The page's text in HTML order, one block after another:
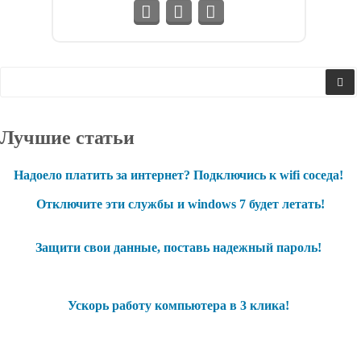
Лучшие статьи
Надоело платить за интернет? Подключись к wifi соседа!
Отключите эти службы и windows 7 будет летать!
Защити свои данные, поставь надежный пароль!
Ускорь работу компьютера в 3 клика!